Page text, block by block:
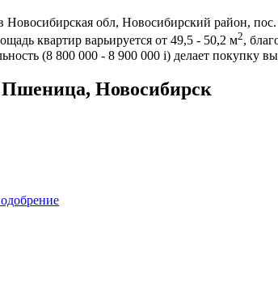
обл, Новосибирский район,
квартир варьируется от 49,5 - 50,2 м2,
(8 800 000 - 8 900 000 i) делает покупку
Новосибирск